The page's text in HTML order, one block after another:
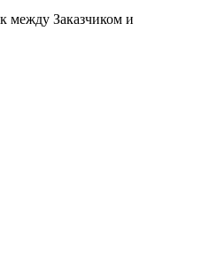
между Заказчиком и